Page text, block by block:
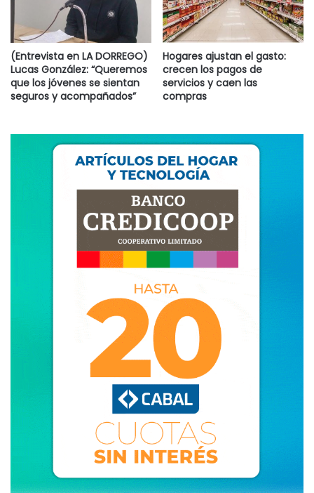
(Entrevista en LA DORREGO)
Lucas González: “Queremos
que los jóvenes se sientan
seguros y acompañados”
Hogares ajustan el gasto:
crecen los pagos de
servicios y caen las
compras